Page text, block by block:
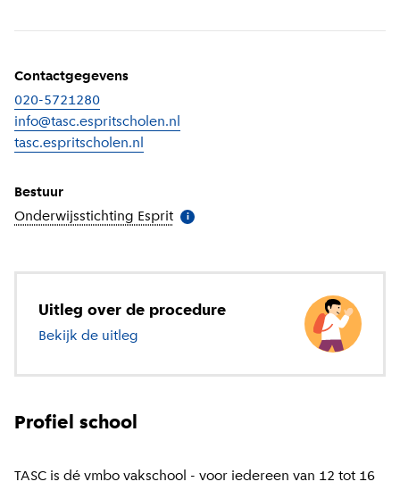
Contactgegevens
020-5721280
info@tasc.espritscholen.nl
tasc.espritscholen.nl
Bestuur
Onderwijsstichting Esprit Meer informatie
i
Uitleg over de procedure
Bekijk de uitleg
Profiel school
TASC is dé vmbo vakschool - voor iedereen van 12 tot 16